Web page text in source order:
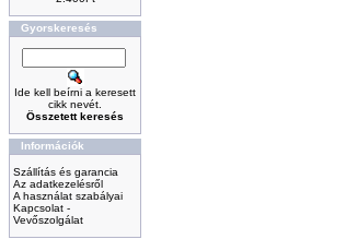
Gyorskeresés
Ide kell beírni a keresett
cikk nevét.
Összetett keresés
Információk
Szállítás és garancia
Az adatkezelésről
A használat szabályai
Kapcsolat -
Vevőszolgálat